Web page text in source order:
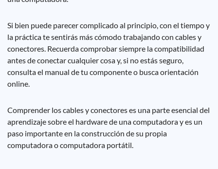
Si bien puede parecer complicado al principio, con el tiempo y
la práctica te sentirás más cómodo trabajando con cables y
conectores. Recuerda comprobar siempre la compatibilidad
antes de conectar cualquier cosa y, si no estás seguro,
consulta el manual de tu componente o busca orientación
online.
Comprender los cables y conectores es una parte esencial del
aprendizaje sobre el hardware de una computadora y es un
paso importante en la construcción de su propia
computadora o computadora portátil.